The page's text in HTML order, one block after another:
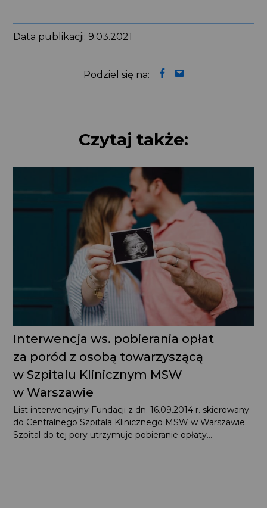
Data publikacji: 9.03.2021
Podziel się na:
Czytaj także:
Interwencja ws. pobierania opłat
za poród z osobą towarzyszącą
w Szpitalu Klinicznym MSW
w Warszawie
List interwencyjny Fundacji z dn. 16.09.2014 r. skierowany
do Centralnego Szpitala Klinicznego MSW w Warszawie.
Szpital do tej pory utrzymuje pobieranie opłaty...